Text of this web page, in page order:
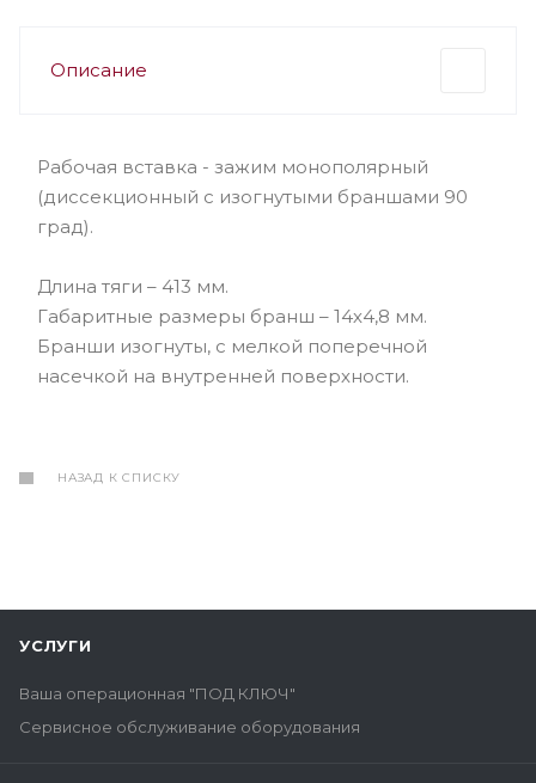
Описание
Рабочая вставка - зажим монополярный
(диссекционный с изогнутыми браншами 90
град).
Длина тяги – 413 мм.
Габаритные размеры бранш – 14х4,8 мм.
Бранши изогнуты, с мелкой поперечной
насечкой на внутренней поверхности.
НАЗАД К СПИСКУ
УСЛУГИ
Ваша операционная "ПОД КЛЮЧ"
Сервисное обслуживание оборудования